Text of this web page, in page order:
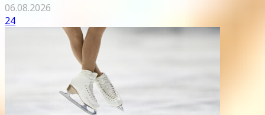
06.08.2026
24